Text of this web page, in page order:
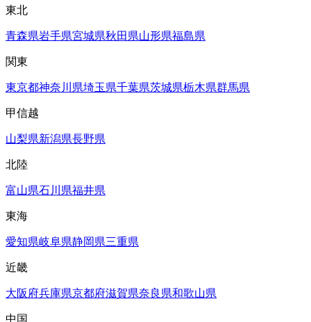
東北
青森県岩手県宮城県秋田県山形県福島県
関東
東京都神奈川県埼玉県千葉県茨城県栃木県群馬県
甲信越
山梨県新潟県長野県
北陸
富山県石川県福井県
東海
愛知県岐阜県静岡県三重県
近畿
大阪府兵庫県京都府滋賀県奈良県和歌山県
中国